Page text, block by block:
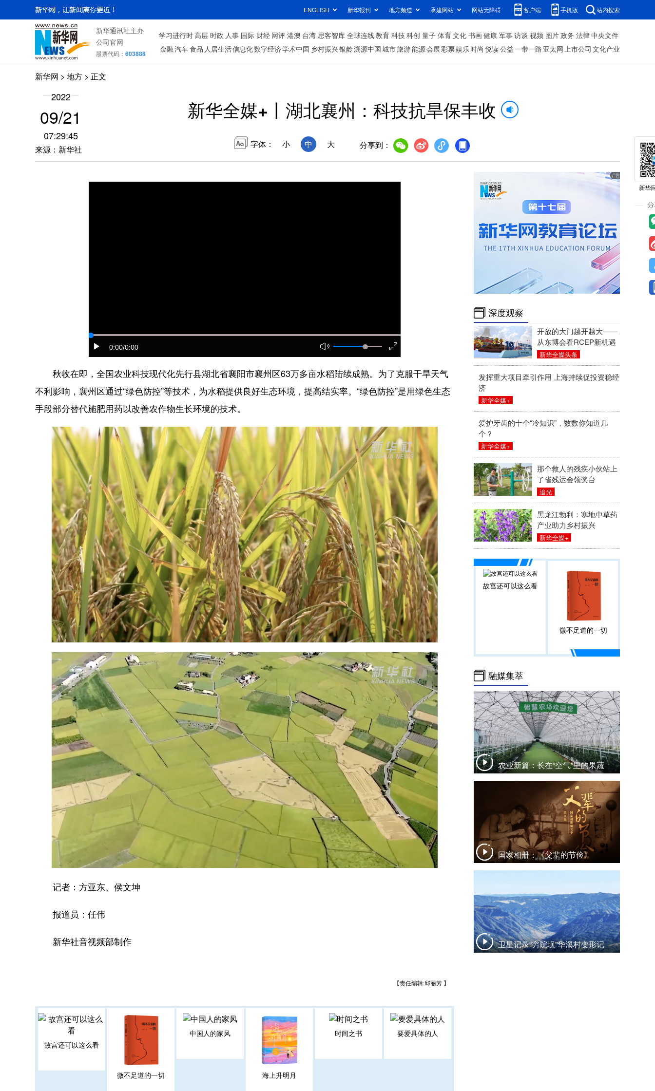
ENGLISH 新华报刊 地方频道 承建网站 网站无障碍 客户端 手机版 站内搜索
新华通讯社主办
公司官网
股票代码： 603888
学习进行时高层 时政 人事 国际 财经 网评 港澳 台湾 思客智库 全球连线教育 科技科创 量子 体育文化 书画健康 军事访谈 视频 图片政务 法律中央文件
金融汽车食品 人居生活信息化数字经济学术中国 乡村振兴银龄溯源中国城市旅游能源会展彩票娱乐时尚 悦读公益一带一路 亚太网上市公司 文化产业
新华网 > 地方 > 正文
2022
09/21
07:29:45
来源：新华社
新华全媒+丨湖北襄州：科技抗旱保丰收
字体： 小 中 大 分享到：
0:00/0:00
秋收在即，全国农业科技现代化先行县湖北省襄阳市襄州区63万多亩水稻陆续成熟。为了克服干旱天气
不利影响，襄州区通过“绿色防控”等技术，为水稻提供良好生态环境，提高结实率。“绿色防控”是用绿色生态
手段部分替代施肥用药以改善农作物生长环境的技术。
记者：方亚东、侯文坤
报道员：任伟
新华社音视频部制作
【责任编辑:邱丽芳 】
故宫还可以这么看
微不足道的一切
中国人的家风
海上升明月
时间之书 要爱具体的人
深度观察
开放的大门越开越大——
从东博会看RCEP新机遇
新华全媒头条
发挥重大项目牵引作用 上海持续促投资稳经
济
新华全媒+
爱护牙齿的十个“冷知识”，数数你知道几
个？
新华全媒+
那个救人的残疾小伙站上
了省残运会领奖台
追光
黑龙江勃利：寒地中草药
产业助力乡村振兴
新华全媒+
故宫还可以这么看
微不足道的一切
融媒集萃
农业新篇：长在“空气”里的果蔬
国家相册：《父辈的节俭》
卫星记录“穷院坝”华溪村变形记